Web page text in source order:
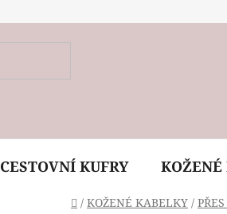
CESTOVNÍ KUFRY KOŽENÉ
Domů
/ KOŽENÉ KABELKY /